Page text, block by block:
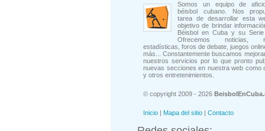
Somos un equipo de
béisbol cubano. Nos
tarea de desarrollar esta
objetivo de brindar
Béisbol en Cuba y su Serie
Ofrecemos noticias,
estadísticas, foros de debate, juegos
más... Constantemente buscamos
nuestros servicios por lo que pronto
nuevas secciones en nuestra web como
y otros entretenimientos.
© copyright 2009 - 2026
Inicio | Mapa del sitio | Contacto